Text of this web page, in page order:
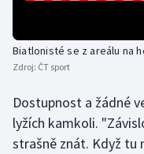
Ragby
Rychlostní
Biatlonisté se z areálu na
Zdroj: ČT sport
Dostupnost a žádné
lyžích kamkoli.
strašně znát. Když tu